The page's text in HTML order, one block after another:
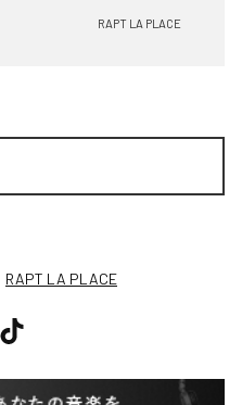
RAPT LA PLACE
RAPT LA PLACE